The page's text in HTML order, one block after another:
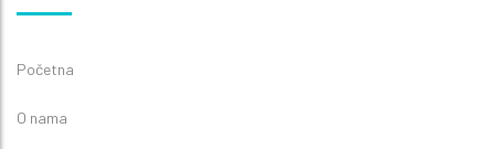
Početna
O nama